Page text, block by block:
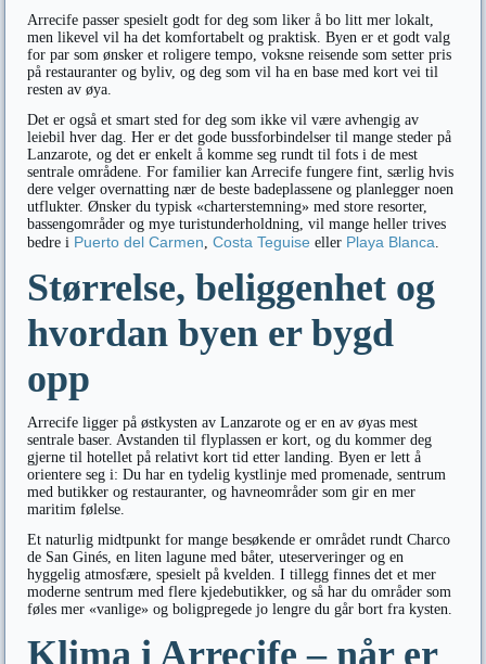
Arrecife passer spesielt godt for deg som liker å bo litt mer lokalt,
men likevel vil ha det komfortabelt og praktisk. Byen er et godt valg
for par som ønsker et roligere tempo, voksne reisende som setter pris
på restauranter og byliv, og deg som vil ha en base med kort vei til
resten av øya.
Det er også et smart sted for deg som ikke vil være avhengig av
leiebil hver dag. Her er det gode bussforbindelser til mange steder på
Lanzarote, og det er enkelt å komme seg rundt til fots i de mest
sentrale områdene. For familier kan Arrecife fungere fint, særlig hvis
dere velger overnatting nær de beste badeplassene og planlegger noen
utflukter. Ønsker du typisk «charterstemning» med store resorter,
bassengområder og mye turistunderholdning, vil mange heller trives
bedre i Puerto del Carmen,Costa Teguise eller Playa Blanca.
Størrelse, beliggenhet og
hvordan byen er bygd
opp
Arrecife ligger på østkysten av Lanzarote og er en av øyas mest
sentrale baser. Avstanden til flyplassen er kort, og du kommer deg
gjerne til hotellet på relativt kort tid etter landing. Byen er lett å
orientere seg i: Du har en tydelig kystlinje med promenade, sentrum
med butikker og restauranter, og havneområder som gir en mer
maritim følelse.
Et naturlig midtpunkt for mange besøkende er området rundt Charco
de San Ginés, en liten lagune med båter, uteserveringer og en
hyggelig atmosfære, spesielt på kvelden. I tillegg finnes det et mer
moderne sentrum med flere kjedebutikker, og så har du områder som
føles mer «vanlige» og boligpregede jo lengre du går bort fra kysten.
Klima i Arrecife – når er